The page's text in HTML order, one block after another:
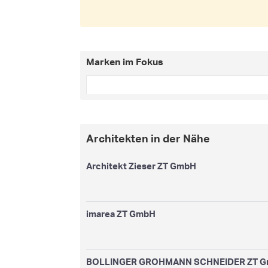
Marken im Fokus
Architekten in der Nähe
Architekt Zieser ZT GmbH
imarea ZT GmbH
BOLLINGER GROHMANN SCHNEIDER ZT